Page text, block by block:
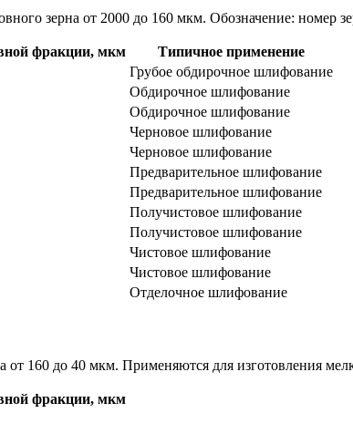
зерна от 2000 до 160 мкм. Обозначение: номер
фракции, мкм
Типичное применение
Грубое обдирочное шлифование
Обдирочное шлифование
Обдирочное шлифование
Черновое шлифование
Черновое шлифование
Предварительное шлифование
Предварительное шлифование
Получистовое шлифование
Получистовое шлифование
Чистовое шлифование
Чистовое шлифование
Отделочное шлифование
от 160 до 40 мкм. Применяются для изготовления
фракции, мкм